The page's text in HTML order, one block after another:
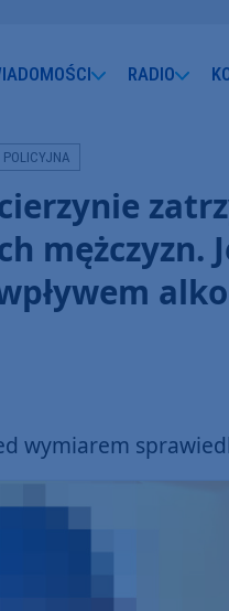
RADIO
POLICYJNA
mężczyzn.
wymiarem